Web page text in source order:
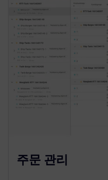
주문 관리